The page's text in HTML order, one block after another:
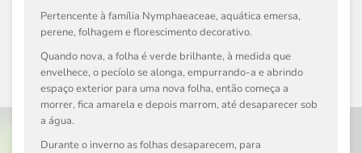
Pertencente à família Nymphaeaceae, aquática emersa,
perene, folhagem e florescimento decorativo.
Quando nova, a folha é verde brilhante, à medida que
envelhece, o pecíolo se alonga, empurrando-a e abrindo
espaço exterior para uma nova folha, então começa a
morrer, fica amarela e depois marrom, até desaparecer sob
a água.
Durante o inverno as folhas desaparecem, para